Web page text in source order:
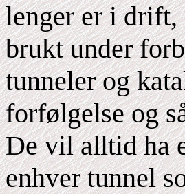
lenger er i drift,
brukt under
tunneler og
forfølgelse og
De vil alltid ha
enhver tunnel